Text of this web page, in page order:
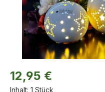
Regulärer Preis:
12,95 €
Inhalt: 1 Stück